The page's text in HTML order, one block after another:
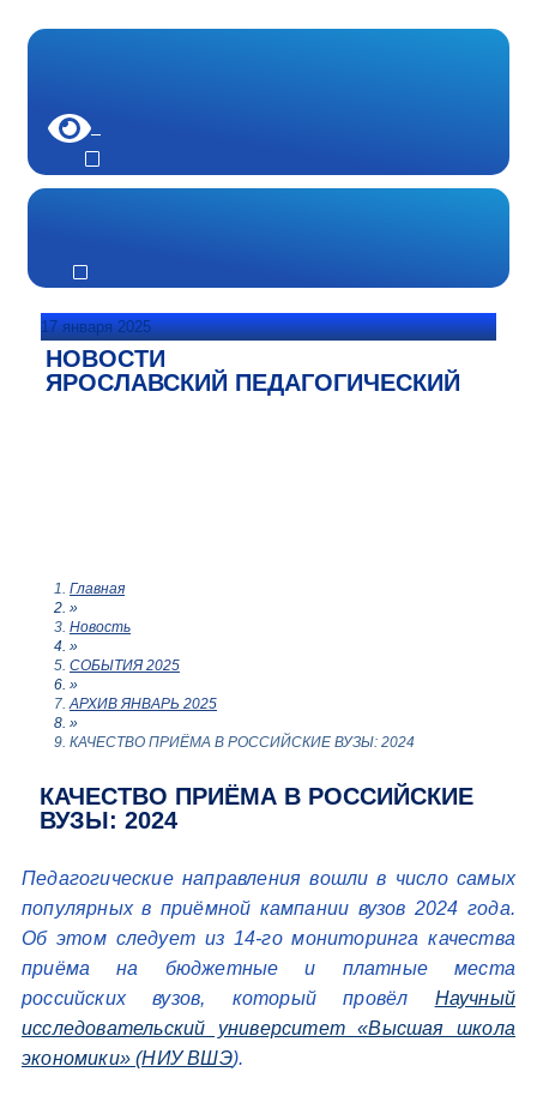
17 января 2025
НОВОСТИ
ЯРОСЛАВСКИЙ ПЕДАГОГИЧЕСКИЙ
Главная
»
Новость
»
СОБЫТИЯ 2025
»
АРХИВ ЯНВАРЬ 2025
»
КАЧЕСТВО ПРИЁМА В РОССИЙСКИЕ ВУЗЫ: 2024
КАЧЕСТВО ПРИЁМА В РОССИЙСКИЕ
ВУЗЫ: 2024
Педагогические направления вошли в число самых
популярных в приёмной кампании вузов 2024 года.
Об этом следует из 14-го мониторинга качества
приёма на бюджетные и платные места
российских вузов, который провёл Научный
исследовательский университет «Высшая школа
экономики» (НИУ ВШЭ).